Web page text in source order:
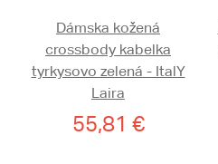
Dámska kožená
crossbody kabelka
tyrkysovo zelená - ItalY
Laira
55,81 €